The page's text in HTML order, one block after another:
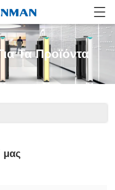
Τα Προϊόντα
μας